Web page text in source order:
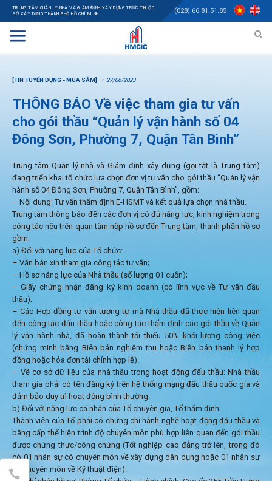
TRUNG TÂM QUẢN LÝ NHÀ VÀ GIÁM ĐỊNH XÂY DỰNG TRỰC THUỘC
SỞ XÂY DỰNG THÀNH PHỐ HỒ CHÍ MINH
(028) 66.81.51.85
[TIN TUYỂN DỤNG - MUA SẮM] 27/06/2023
THÔNG BÁO Về việc tham gia tư vấn
cho gói thầu “Quản lý vận hành số 04
Đông Sơn, Phường 7, Quận Tân Bình”
Trung tâm Quản lý nhà và Giám định xây dựng (gọi tắt là Trung tâm)
đang triển khai tổ chức lựa chọn đơn vị tư vấn cho gói thầu “Quản lý vận
hành số 04 Đông Sơn, Phường 7, Quận Tân Bình”, gồm:
– Nội dung: Tư vấn thẩm định E-HSMT và kết quả lựa chọn nhà thầu.
Trung tâm thông báo đến các đơn vị có đủ năng lực, kinh nghiệm trong
công tác nêu trên quan tâm nộp hồ sơ đến Trung tâm, thành phần hồ sơ
gồm:
a) Đối với năng lực của Tổ chức:
– Văn bản xin tham gia công tác tư vấn;
– Hồ sơ năng lực của Nhà thầu (số lượng 01 cuốn);
– Giấy chứng nhận đăng ký kinh doanh (có lĩnh vực về Tư vấn đầu
thầu);
– Các Hợp đồng tư vấn tương tự mà Nhà thầu đã thực hiện liên quan
đến công tác đấu thầu hoặc công tác thẩm định các gói thầu về Quản
lý vận hành nhà, đã hoàn thành tối thiểu 50% khối lượng công việc
(chứng minh bằng Biên bản nghiệm thu hoặc Biên bản thanh lý hợp
đồng hoặc hóa đơn tài chính hợp lệ).
– Về cơ sở dữ liệu của nhà thầu trong hoạt động đấu thầu: Nhà thầu
tham gia phải có tên đăng ký trên hệ thống mạng đấu thầu quốc gia và
đảm bảo duy trì hoạt động bình thường.
b) Đối với năng lực cá nhân của Tổ chuyên gia, Tổ thẩm định:
Thành viên của Tổ phải có chứng chỉ hành nghề hoạt động đấu thầu và
bằng cấp thể hiện trình độ chuyên môn phù hợp liên quan đến gói thầu
được chứng thực/công chứng (Tốt nghiệp cao đẳng trở lên, trong đó
có 01 nhân sự có chuyên môn về xây dựng dân dụng hoặc 01 nhân sự
có chuyên môn về Kỹ thuật điện).